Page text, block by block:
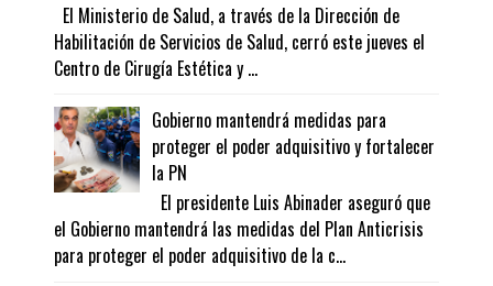
El Ministerio de Salud, a través de la Dirección de
Habilitación de Servicios de Salud, cerró este jueves el
Centro de Cirugía Estética y ...
Gobierno mantendrá medidas para
proteger el poder adquisitivo y fortalecer
la PN
El presidente Luis Abinader aseguró que
el Gobierno mantendrá las medidas del Plan Anticrisis
para proteger el poder adquisitivo de la c...